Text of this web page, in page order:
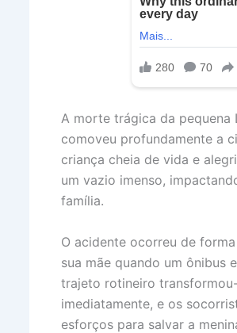
A morte trágica da pequena
comoveu profundamente a
criança cheia de vida e
um vazio imenso,
família.
O acidente ocorreu de
sua mãe quando um ônibus
trajeto rotineiro
imediatamente, e os
esforços para salvar a